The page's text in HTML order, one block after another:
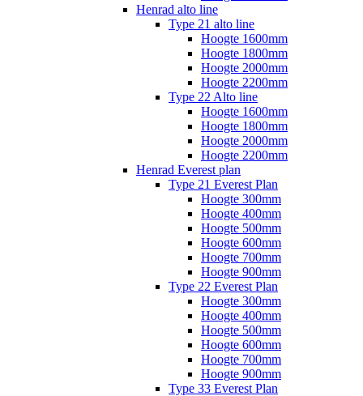
Henrad alto line
Type 21 alto line
Hoogte 1600mm
Hoogte 1800mm
Hoogte 2000mm
Hoogte 2200mm
Type 22 Alto line
Hoogte 1600mm
Hoogte 1800mm
Hoogte 2000mm
Hoogte 2200mm
Henrad Everest plan
Type 21 Everest Plan
Hoogte 300mm
Hoogte 400mm
Hoogte 500mm
Hoogte 600mm
Hoogte 700mm
Hoogte 900mm
Type 22 Everest Plan
Hoogte 300mm
Hoogte 400mm
Hoogte 500mm
Hoogte 600mm
Hoogte 700mm
Hoogte 900mm
Type 33 Everest Plan